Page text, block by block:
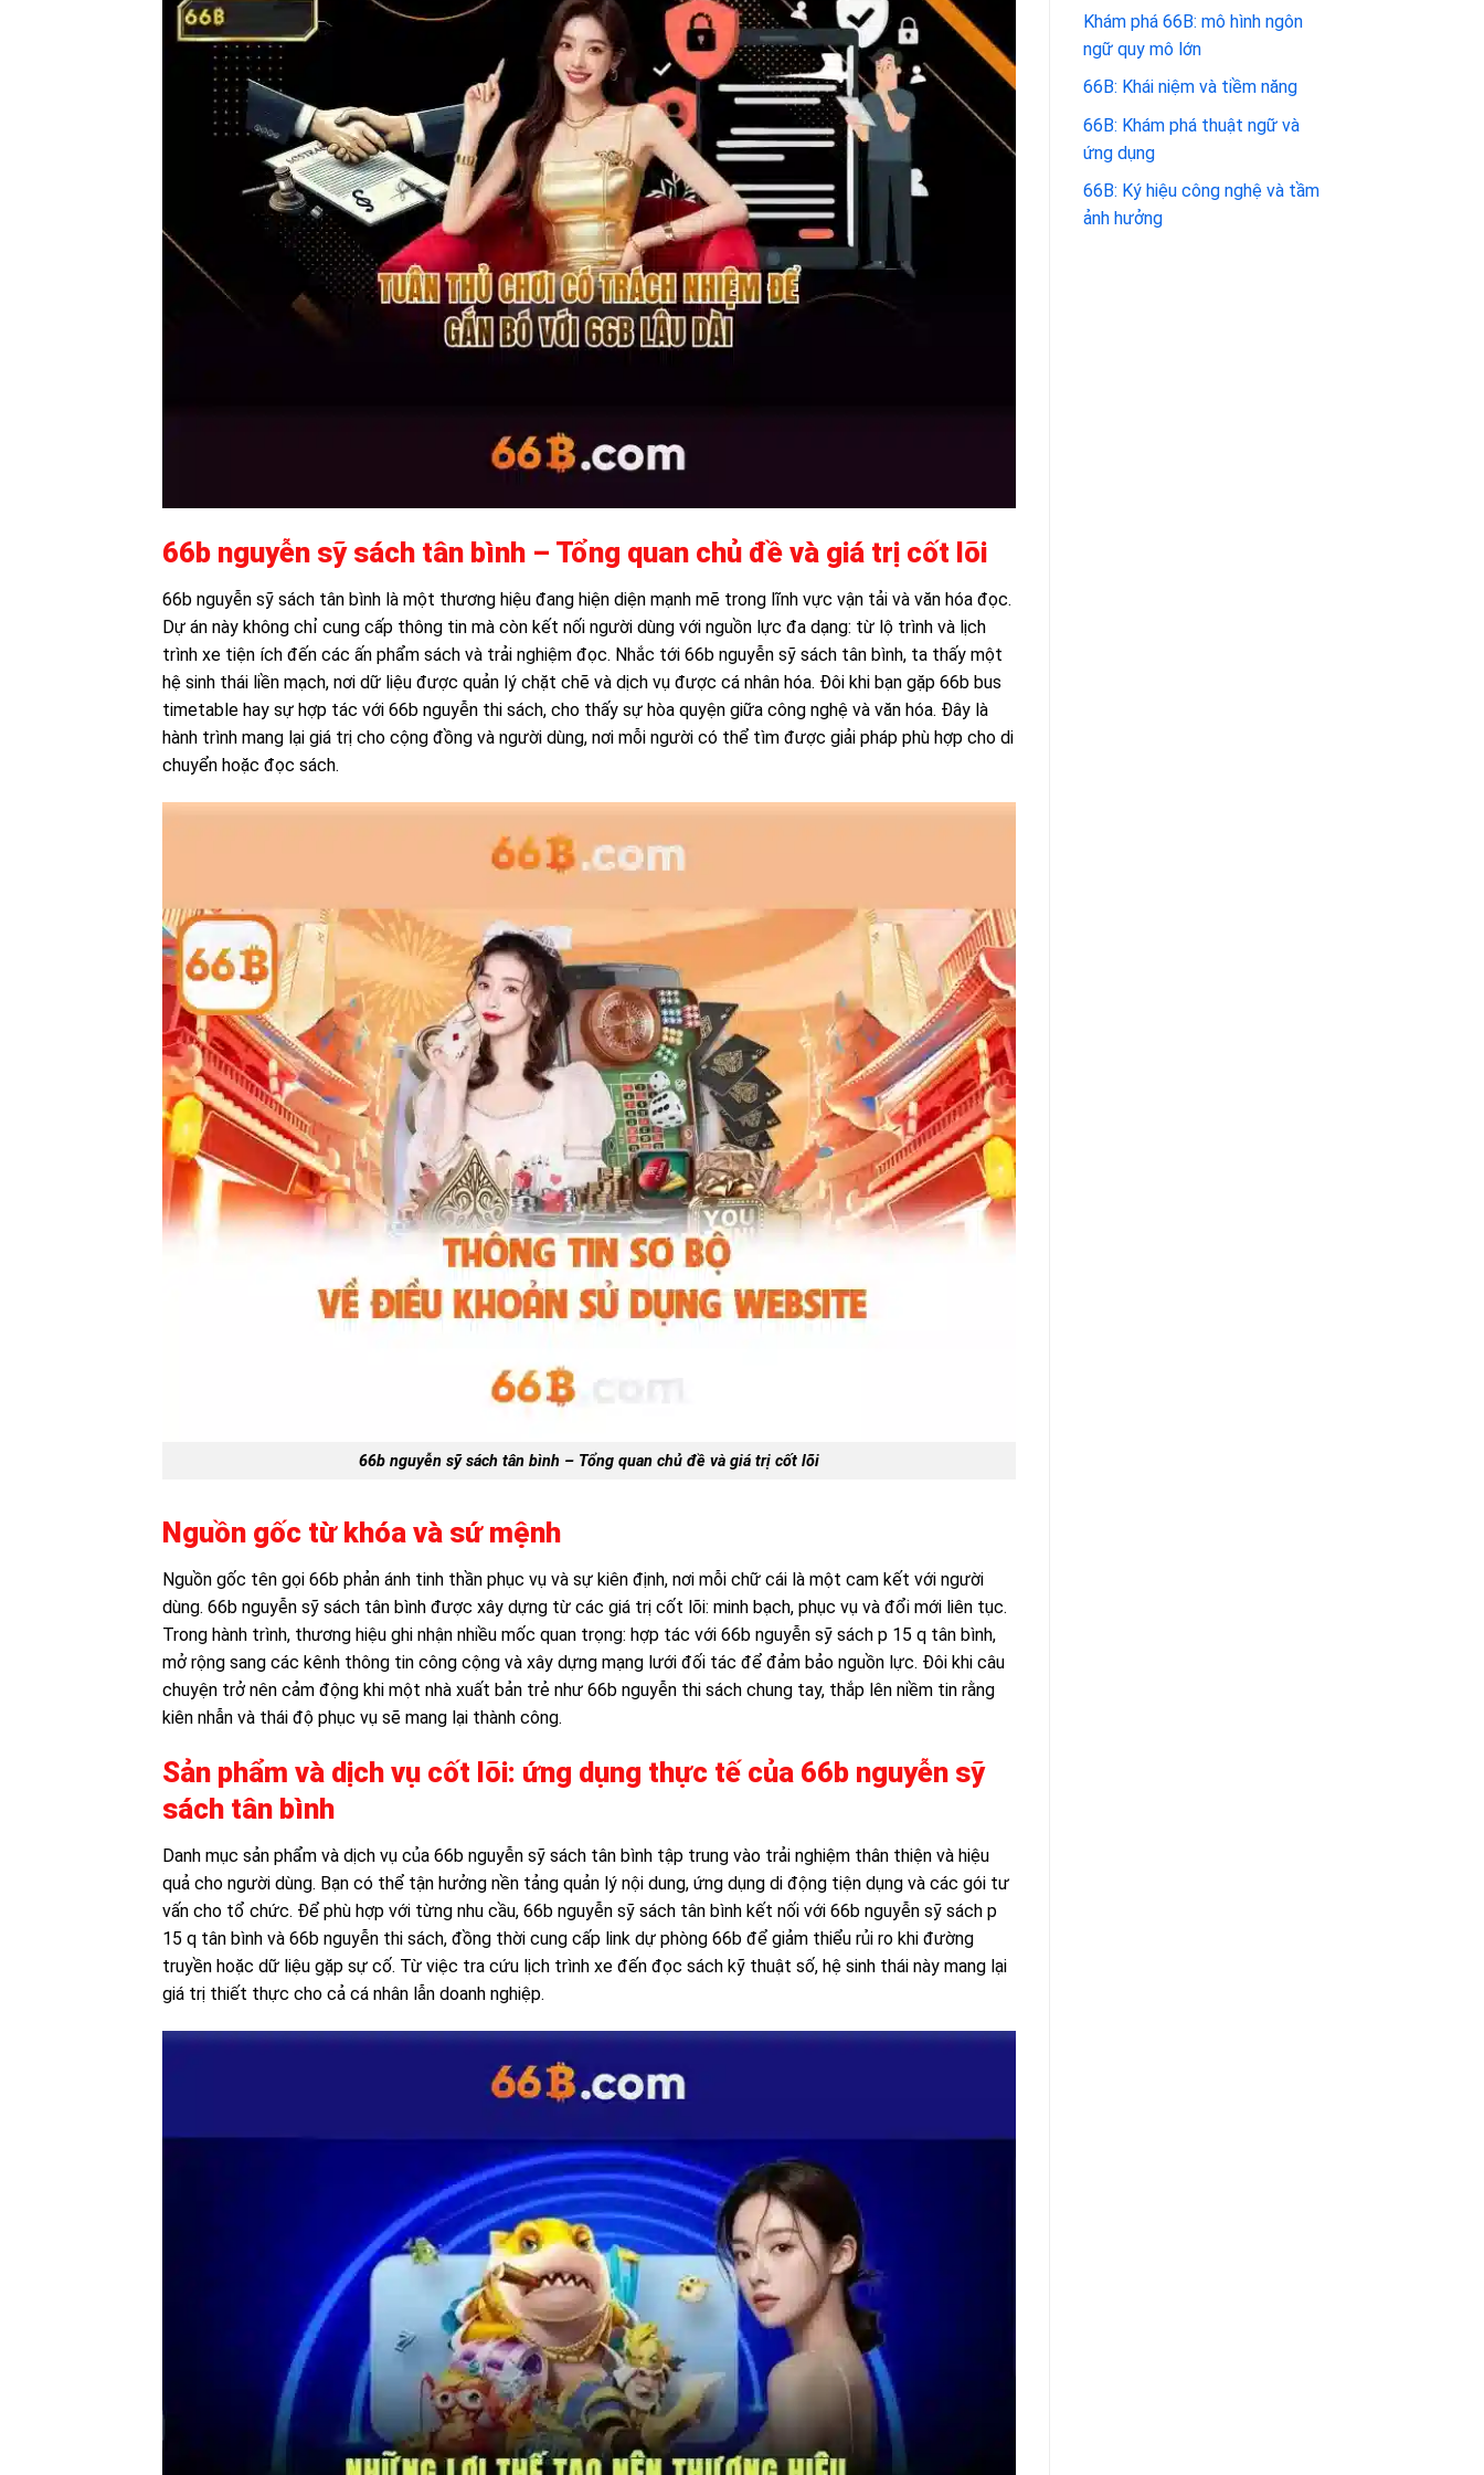
66b nguyễn sỹ sách tân bình – Tổng quan chủ đề và giá trị cốt lõi
66b nguyễn sỹ sách tân bình là một thương hiệu đang hiện diện mạnh mẽ trong lĩnh vực vận tải và văn hóa đọc.
Dự án này không chỉ cung cấp thông tin mà còn kết nối người dùng với nguồn lực đa dạng: từ lộ trình và lịch
trình xe tiện ích đến các ấn phẩm sách và trải nghiệm đọc. Nhắc tới 66b nguyễn sỹ sách tân bình, ta thấy một
hệ sinh thái liền mạch, nơi dữ liệu được quản lý chặt chẽ và dịch vụ được cá nhân hóa. Đôi khi bạn gặp 66b bus
timetable hay sự hợp tác với 66b nguyễn thi sách, cho thấy sự hòa quyện giữa công nghệ và văn hóa. Đây là
hành trình mang lại giá trị cho cộng đồng và người dùng, nơi mỗi người có thể tìm được giải pháp phù hợp cho di
chuyển hoặc đọc sách.
66b nguyễn sỹ sách tân bình – Tổng quan chủ đề và giá trị cốt lõi
Nguồn gốc từ khóa và sứ mệnh
Nguồn gốc tên gọi 66b phản ánh tinh thần phục vụ và sự kiên định, nơi mỗi chữ cái là một cam kết với người
dùng. 66b nguyễn sỹ sách tân bình được xây dựng từ các giá trị cốt lõi: minh bạch, phục vụ và đổi mới liên tục.
Trong hành trình, thương hiệu ghi nhận nhiều mốc quan trọng: hợp tác với 66b nguyễn sỹ sách p 15 q tân bình,
mở rộng sang các kênh thông tin công cộng và xây dựng mạng lưới đối tác để đảm bảo nguồn lực. Đôi khi câu
chuyện trở nên cảm động khi một nhà xuất bản trẻ như 66b nguyễn thi sách chung tay, thắp lên niềm tin rằng
kiên nhẫn và thái độ phục vụ sẽ mang lại thành công.
Sản phẩm và dịch vụ cốt lõi: ứng dụng thực tế của 66b nguyễn sỹ
sách tân bình
Danh mục sản phẩm và dịch vụ của 66b nguyễn sỹ sách tân bình tập trung vào trải nghiệm thân thiện và hiệu
quả cho người dùng. Bạn có thể tận hưởng nền tảng quản lý nội dung, ứng dụng di động tiện dụng và các gói tư
vấn cho tổ chức. Để phù hợp với từng nhu cầu, 66b nguyễn sỹ sách tân bình kết nối với 66b nguyễn sỹ sách p
15 q tân bình và 66b nguyễn thi sách, đồng thời cung cấp link dự phòng 66b để giảm thiểu rủi ro khi đường
truyền hoặc dữ liệu gặp sự cố. Từ việc tra cứu lịch trình xe đến đọc sách kỹ thuật số, hệ sinh thái này mang lại
giá trị thiết thực cho cả cá nhân lẫn doanh nghiệp.
Khám phá 66B: mô hình ngôn
ngữ quy mô lớn
66B: Khái niệm và tiềm năng
66B: Khám phá thuật ngữ và
ứng dụng
66B: Ký hiệu công nghệ và tầm
ảnh hưởng